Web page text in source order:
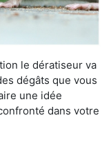
le dératiseur va
dégâts que vous
une idée
dans votre